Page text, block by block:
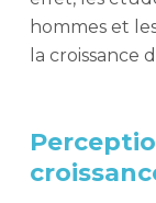
hommes et
la croissance